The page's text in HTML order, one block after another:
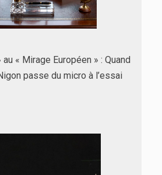
« Mirage Européen » : Quand
passe du micro à l’essai